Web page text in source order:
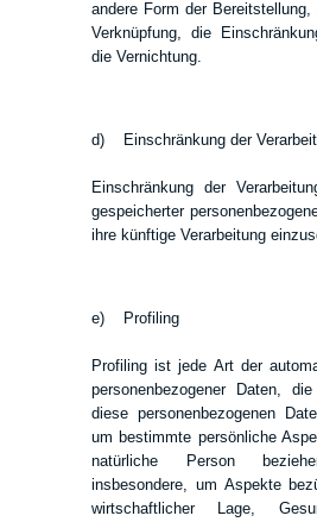
andere Form der
Verknüpfung, die
die Vernichtung.
d) Einschränkung der
Einschränkung der
gespeicherter
ihre künftige Verarbeitung
e) Profiling
Profiling ist jede Art der
personenbezogener Daten,
diese personenbezogenen
um bestimmte persönliche
natürliche Person
insbesondere, um Aspekte
wirtschaftlicher Lage,